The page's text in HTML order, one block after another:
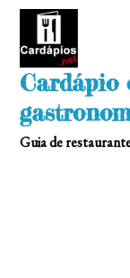
Skip
Cardápio
Guia de